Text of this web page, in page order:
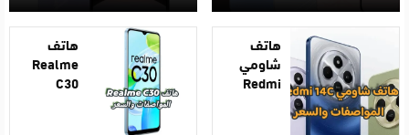
هاتف
شاومي
Redmi
هاتف
Realme
C30